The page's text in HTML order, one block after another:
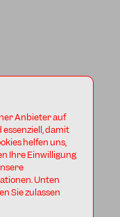
Anbieter auf
essenziell, damit
helfen uns,
Ihre Einwilligung
Unten
Sie zulassen